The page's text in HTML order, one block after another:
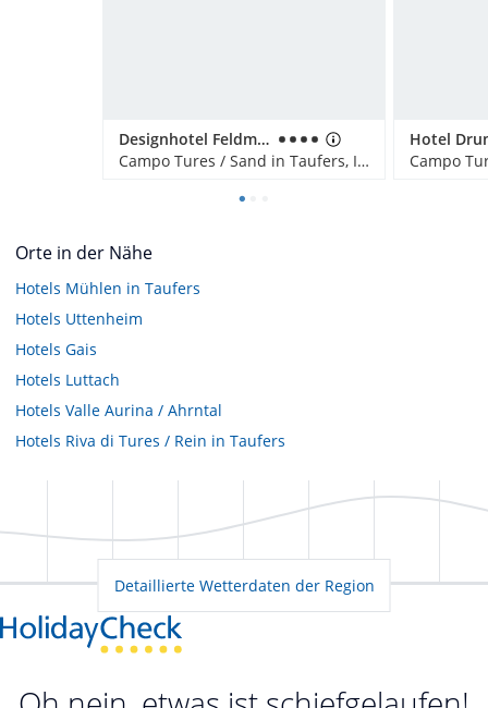
Designhotel Feldmilla
Campo Tures / Sand in Taufers, Italien
Hotel
Orte in der Nähe
Hotels Mühlen in Taufers
Hotels Uttenheim
Hotels Gais
Hotels Luttach
Hotels Valle Aurina / Ahrntal
Hotels Riva di Tures / Rein in Taufers
Detaillierte Wetterdaten der Region